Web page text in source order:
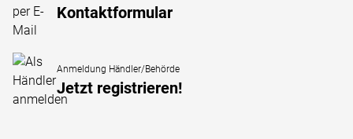
Kontaktformular
Anmeldung Händler/Behörde
Jetzt registrieren!